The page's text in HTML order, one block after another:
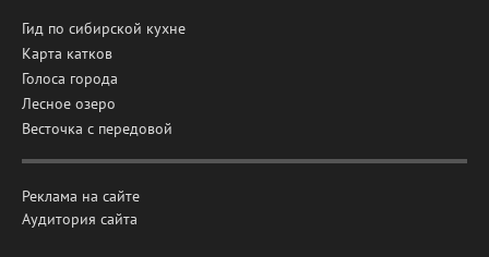
Гид по сибирской кухне
Карта катков
Голоса города
Лесное озеро
Весточка с передовой
Реклама на сайте
Аудитория сайта